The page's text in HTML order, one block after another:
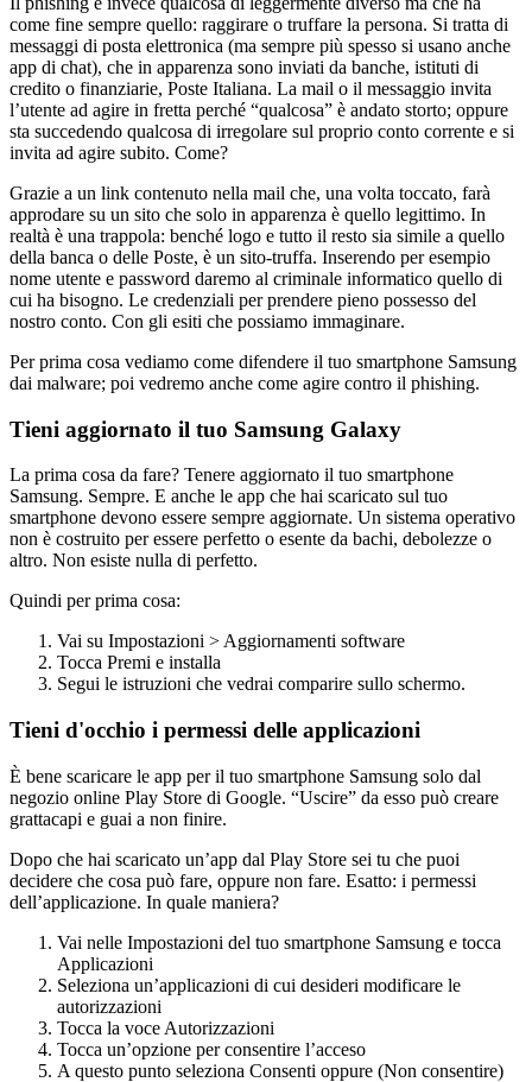
come fine sempre quello: raggirare o truffare la persona. Si tratta di
messaggi di posta elettronica (ma sempre più spesso si usano anche
app di chat), che in apparenza sono inviati da banche, istituti di
credito o finanziarie, Poste Italiana. La mail o il messaggio invita
l’utente ad agire in fretta perché “qualcosa” è andato storto; oppure
sta succedendo qualcosa di irregolare sul proprio conto corrente e si
invita ad agire subito. Come?
Grazie a un link contenuto nella mail che, una volta toccato, farà
approdare su un sito che solo in apparenza è quello legittimo. In
realtà è una trappola: benché logo e tutto il resto sia simile a quello
della banca o delle Poste, è un sito-truffa. Inserendo per esempio
nome utente e password daremo al criminale informatico quello di
cui ha bisogno. Le credenziali per prendere pieno possesso del
nostro conto. Con gli esiti che possiamo immaginare.
Per prima cosa vediamo come difendere il tuo smartphone Samsung
dai malware; poi vedremo anche come agire contro il phishing.
Tieni aggiornato il tuo Samsung Galaxy
La prima cosa da fare? Tenere aggiornato il tuo smartphone
Samsung. Sempre. E anche le app che hai scaricato sul tuo
smartphone devono essere sempre aggiornate. Un sistema operativo
non è costruito per essere perfetto o esente da bachi, debolezze o
altro. Non esiste nulla di perfetto.
Quindi per prima cosa:
Vai su Impostazioni > Aggiornamenti software
Tocca Premi e installa
Segui le istruzioni che vedrai comparire sullo schermo.
Tieni d'occhio i permessi delle applicazioni
È bene scaricare le app per il tuo smartphone Samsung solo dal
negozio online Play Store di Google. “Uscire” da esso può creare
grattacapi e guai a non finire.
Dopo che hai scaricato un’app dal Play Store sei tu che puoi
decidere che cosa può fare, oppure non fare. Esatto: i permessi
dell’applicazione. In quale maniera?
Vai nelle Impostazioni del tuo smartphone Samsung e tocca
Applicazioni
Seleziona un’applicazioni di cui desideri modificare le
autorizzazioni
Tocca la voce Autorizzazioni
Tocca un’opzione per consentire l’acceso
A questo punto seleziona Consenti oppure (Non consentire)